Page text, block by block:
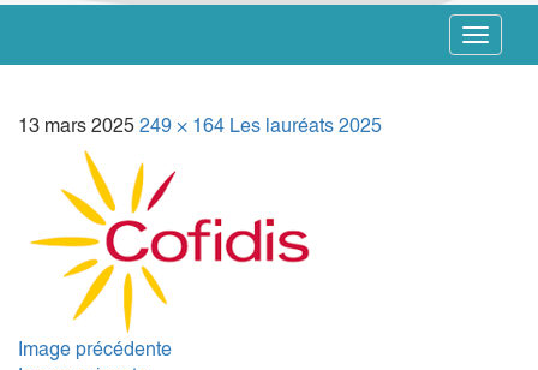
Toggle
13 mars 2025 249 × 164 Les lauréats 2025
Image précédente